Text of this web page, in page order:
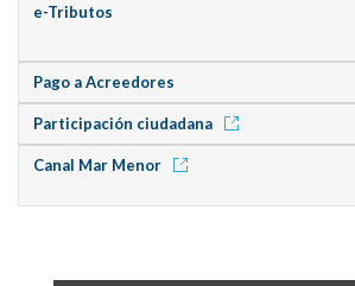
e-Tributos
Pago a Acreedores
Participación ciudadana
Canal Mar Menor